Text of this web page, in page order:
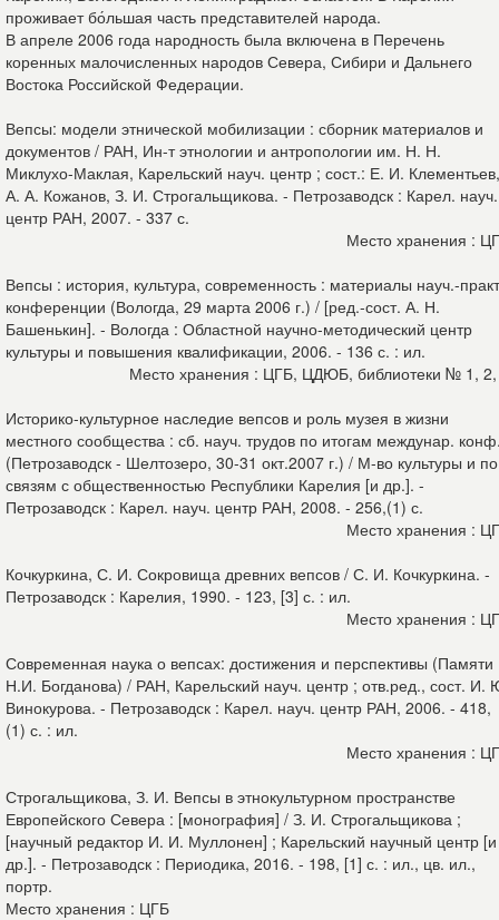
проживает бо́льшая часть представителей народа.
В апреле 2006 года народность была включена в Перечень
коренных малочисленных народов Севера, Сибири и Дальнего
Востока Российской Федерации.
Вепсы: модели этнической мобилизации : сборник материалов и
документов / РАН, Ин-т этнологии и антропологии им. Н. Н.
Миклухо-Маклая, Карельский науч. центр ; сост.: Е. И. Клементьев,
А. А. Кожанов, З. И. Строгальщикова. - Петрозаводск : Карел. науч.
центр РАН, 2007. - 337 с.
Место хранения :
Вепсы : история, культура, современность : материалы науч.-
конференции (Вологда, 29 марта 2006 г.) / [ред.-сост. А. Н.
Башенькин]. - Вологда : Областной научно-методический центр
культуры и повышения квалификации, 2006. - 136 с. : ил.
Место хранения : ЦГБ, ЦДЮБ, библиотеки № 1,
Историко-культурное наследие вепсов и роль музея в жизни
местного сообщества : сб. науч. трудов по итогам междунар.
(Петрозаводск - Шелтозеро, 30-31 окт.2007 г.) / М-во культуры и по
связям с общественностью Республики Карелия [и др.]. -
Петрозаводск : Карел. науч. центр РАН, 2008. - 256,(1) с.
Место хранения :
Кочкуркина, С. И. Сокровища древних вепсов / С. И. Кочкуркина. -
Петрозаводск : Карелия, 1990. - 123, [3] с. : ил.
Место хранения :
Современная наука о вепсах: достижения и перспективы (Памяти
Н.И. Богданова) / РАН, Карельский науч. центр ; отв.ред., сост. И.
Винокурова. - Петрозаводск : Карел. науч. центр РАН, 2006. - 418,
(1) с. : ил.
Место хранения :
Строгальщикова, З. И. Вепсы в этнокультурном пространстве
Европейского Севера : [монография] / З. И. Строгальщикова ;
[научный редактор И. И. Муллонен] ; Карельский научный центр [и
др.]. - Петрозаводск : Периодика, 2016. - 198, [1] с. : ил., цв. ил.,
портр.
Место хранения : ЦГБ